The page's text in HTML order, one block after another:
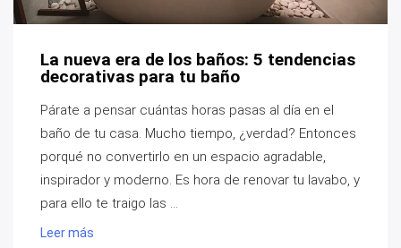
La nueva era de los baños: 5 tendencias
decorativas para tu baño
Párate a pensar cuántas horas pasas al día en el
baño de tu casa. Mucho tiempo, ¿verdad? Entonces
porqué no convertirlo en un espacio agradable,
inspirador y moderno. Es hora de renovar tu lavabo, y
para ello te traigo las ...
Leer más